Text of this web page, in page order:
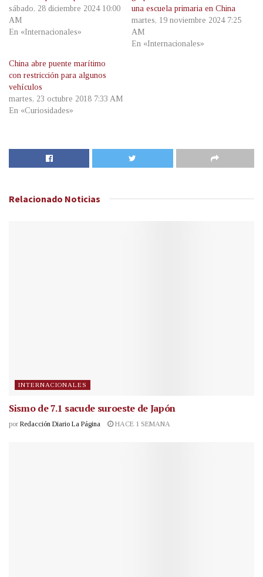
sábado, 28 diciembre 2024 10:00
AM
En «Internacionales»
una escuela primaria en China
martes, 19 noviembre 2024 7:25
AM
En «Internacionales»
China abre puente marítimo
con restricción para algunos
vehículos
martes, 23 octubre 2018 7:33 AM
En «Curiosidades»
Relacionado Noticias
INTERNACIONALES
Sismo de 7.1 sacude suroeste de Japón
por Redacción Diario La Página HACE 1 SEMANA